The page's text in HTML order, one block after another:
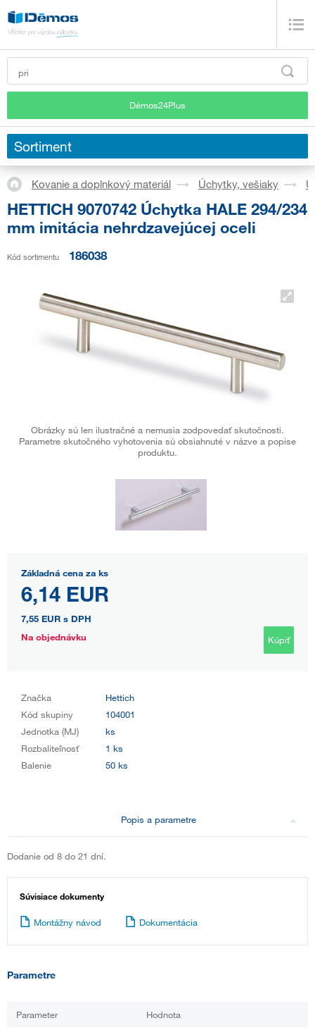
Démos24Plus
Sortiment
Kovanie a doplnkový materiál Úchytky, vešiaky
HETTICH 9070742 Úchytka HALE 294/234
mm imitácia nehrdzavejúcej oceli
Kód sortimentu 186038
Obrázky sú len ilustračné a nemusia zodpovedať skutočnosti.
Parametre skutočného vyhotovenia sú obsiahnuté v názve a popise
produktu.
Základná cena za ks
6,14 EUR
7,55 EUR s DPH
Na objednávku
Kúpiť
Značka
Hettich
Kód skupiny
104001
Jednotka (MJ)
ks
Rozbaliteľnosť
1 ks
Balenie
50 ks
Popis a parametre
Dodanie od 8 do 21 dní.
Súvisiace dokumenty
Montážny návod Dokumentácia
Parametre
Parameter Hodnota